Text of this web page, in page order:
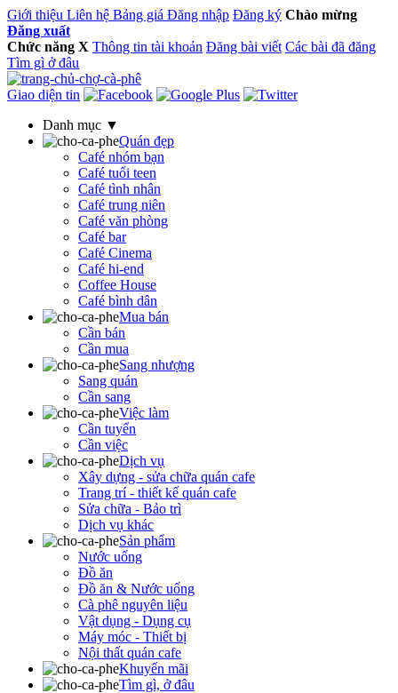
Giới thiệu Liên hệ Bảng giá Đăng nhập Đăng ký Chào mừng
Đăng xuất
Chức năng X Thông tin tài khoản Đăng bài viết Các bài đã đăng
Tìm gì ở đâu
Giao diện tin
Danh mục ▼
Quán đẹp
Café nhóm bạn
Café tuổi teen
Café tình nhân
Café trung niên
Café văn phòng
Café bar
Café Cinema
Café hi-end
Coffee House
Café bình dân
Mua bán
Cần bán
Cần mua
Sang nhượng
Sang quán
Cần sang
Việc làm
Cần tuyển
Cần việc
Dịch vụ
Xây dựng - sửa chữa quán cafe
Trang trí - thiết kế quán cafe
Sửa chữa - Bảo trì
Dịch vụ khác
Sản phẩm
Nước uống
Đồ ăn
Đồ ăn & Nước uống
Cà phê nguyên liệu
Vật dụng - Dụng cụ
Máy móc - Thiết bị
Nội thất quán cafe
Khuyến mãi
Tìm gì, ở đâu